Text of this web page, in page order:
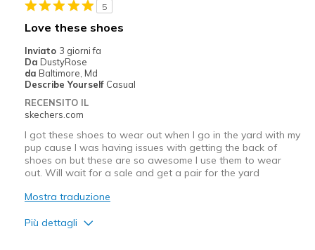
Feels too narrow
Sizing
Feels half size too small
View On Shoes
5
Love these shoes
Inviato 3 giorni fa
Da DustyRose
da Baltimore, Md
Describe Yourself Casual
RECENSITO IL
skechers.com
I got these shoes to wear out when I go in the yard with my
pup cause I was having issues with getting the back of
shoes on but these are so awesome I use them to wear
out. Will wait for a sale and get a pair for the yard
Mostra traduzione
Più dettagli